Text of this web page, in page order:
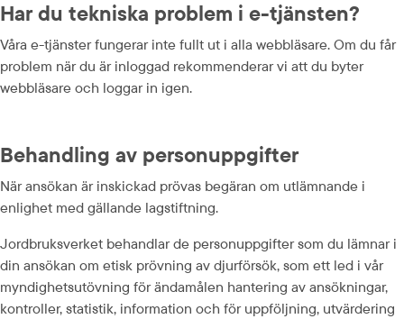
Har du tekniska problem i e-tjänsten?
Våra e-tjänster fungerar inte fullt ut i alla webbläsare. Om du får
problem när du är inloggad rekommenderar vi att du byter
webbläsare och loggar in igen.
Behandling av personuppgifter
När ansökan är inskickad prövas begäran om utlämnande i
enlighet med gällande lagstiftning.
Jordbruksverket behandlar de personuppgifter som du lämnar i
din ansökan om etisk pröv­ning av djurförsök, som ett led i vår
myndighetsutövning för ändamålen hantering av ansök­ningar,
kontroller, statistik, information och för uppföljning, utvärdering